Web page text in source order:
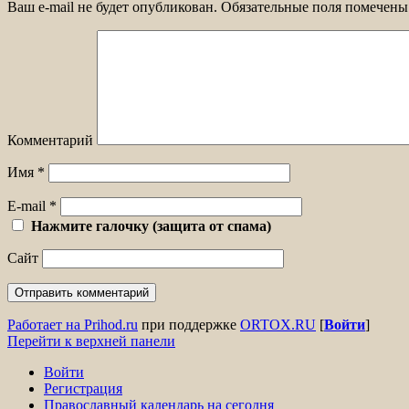
Ваш e-mail не будет опубликован. Обязательные поля
Комментарий
Имя *
E-mail *
Нажмите галочку (защита от спама)
Сайт
Работает на Prihod.ru при поддержке ORTOX.RU [Войти]
Перейти к верхней панели
Войти
Регистрация
Православный календарь на сегодня